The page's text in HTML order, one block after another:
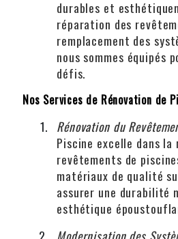
durables et
réparation des
remplacement des
nous sommes équipés
défis.
Nos Services de Rénovation de
Rénovation du
Piscine excelle dans
revêtements de
matériaux de qualité
assurer une durabilité
esthétique
Modernisation des